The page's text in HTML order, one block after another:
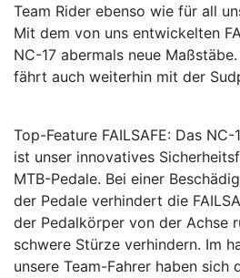
Team Rider ebenso wie für all
Mit dem von uns entwickelten
NC-17 abermals neue
fährt auch weiterhin mit der
Top-Feature FAILSAFE: Das NC-
ist unser innovatives
MTB-Pedale. Bei einer
der Pedale verhindert die
der Pedalkörper von der Achse
schwere Stürze verhindern. Im
unsere Team-Fahrer haben sich